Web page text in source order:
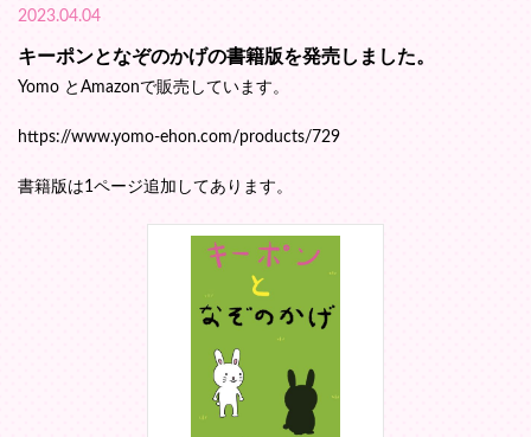
2023.04.04
キーポンとなぞのかげの書籍版を発売しました。
Yomo とAmazonで販売しています。
https://www.yomo-ehon.com/products/729
書籍版は1ページ追加してあります。